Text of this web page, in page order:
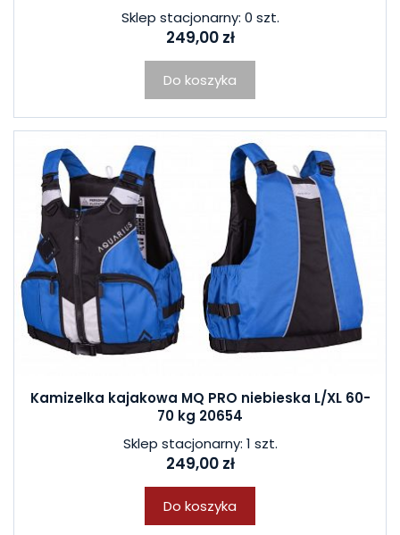
Sklep stacjonarny: 0 szt.
249,00 zł
Do koszyka
Kamizelka kajakowa MQ PRO niebieska L/XL 60-
70 kg 20654
Sklep stacjonarny: 1 szt.
249,00 zł
Do koszyka